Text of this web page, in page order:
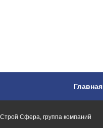
Главная
Строй Сфера, группа компаний